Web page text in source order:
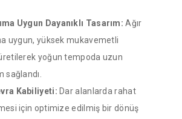
Uygun Dayanıklı Tasarım: Ağır
uygun, yüksek mukavemetli
yoğun tempoda uzun
sağlandı.
Kabiliyeti: Dar alanlarda rahat
için optimize edilmiş bir dönüş